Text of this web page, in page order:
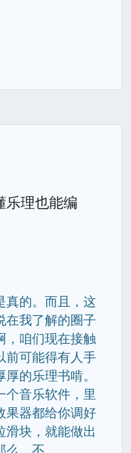
乐理也能编
真的。而且，这
在我了解的圈子
，咱们现在接触
前可能得有人手
的乐理书啃。
个音乐软件，里
果器都给你调好
滑块，就能做出
么，不